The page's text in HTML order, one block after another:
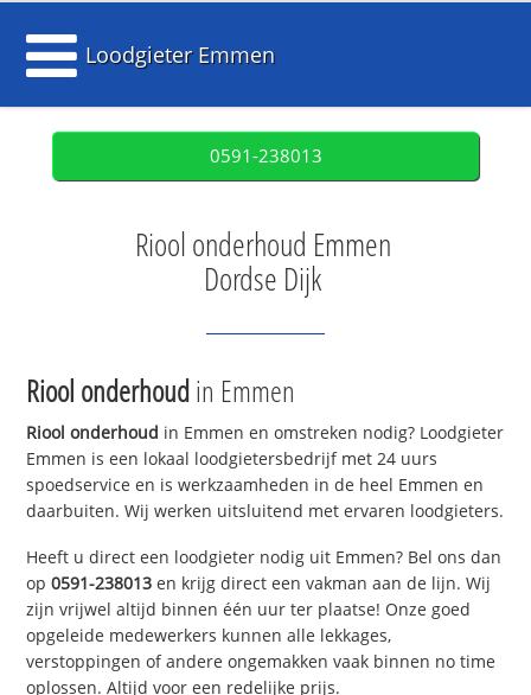
Loodgieter Emmen
0591-238013
Riool onderhoud Emmen
Dordse Dijk
Riool onderhoudin Emmen
Riool onderhoud in Emmen en omstreken nodig? Loodgieter
Emmen is een lokaal loodgietersbedrijf met 24 uurs
spoedservice en is werkzaamheden in de heel Emmen en
daarbuiten. Wij werken uitsluitend met ervaren loodgieters.
Heeft u direct een loodgieter nodig uit Emmen? Bel ons dan
op0591-238013 en krijg direct een vakman aan de lijn. Wij
zijn vrijwel altijd binnen één uur ter plaatse! Onze goed
opgeleide medewerkers kunnen alle lekkages,
verstoppingen of andere ongemakken vaak binnen no time
oplossen. Altijd voor een redelijke prijs.